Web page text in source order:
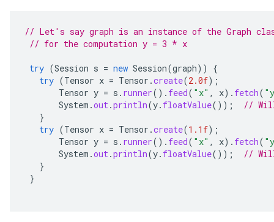
// Let's say graph is an instance of the Graph
// for the computation y = 3 * x
try (Session s = new Session(graph))
{
try (Tensor x = Tensor .create(2.0f);
Tensor y = s . runner(). feed( "x" , x). fetch(
System .out.println(y. floatValue());
//
}
try (Tensor x = Tensor .create(1.1f);
Tensor y = s . runner(). feed( "x" , x). fetch(
System .out.println(y. floatValue());
//
}
}